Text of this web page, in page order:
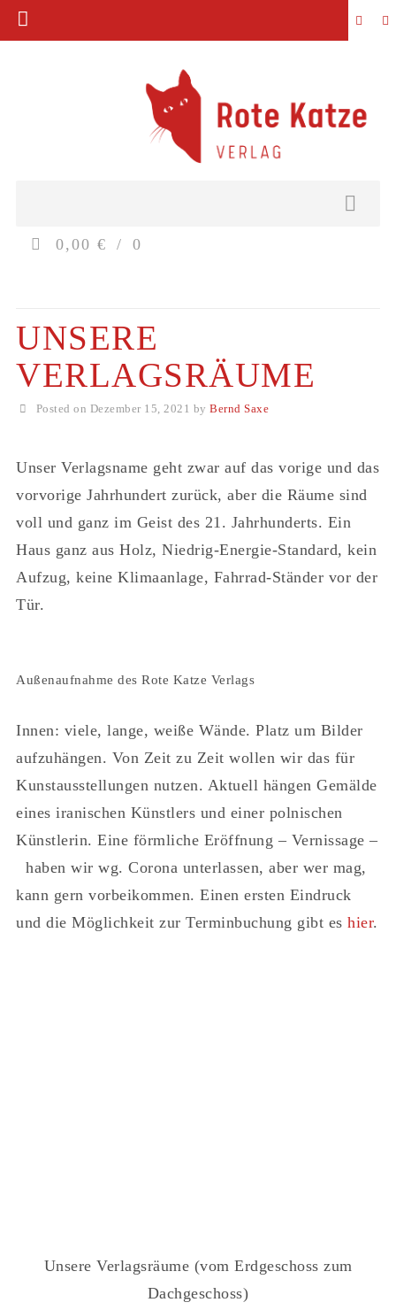
0,00 € 0
UNSERE
VERLAGSRÄUME
Posted on Dezember 15, 2021 byBernd Saxe
Unser Verlagsname geht zwar auf das vorige und das
vorvorige Jahrhundert zurück, aber die Räume sind
voll und ganz im Geist des 21. Jahrhunderts. Ein
Haus ganz aus Holz, Niedrig-Energie-Standard, kein
Aufzug, keine Klimaanlage, Fahrrad-Ständer vor der
Tür.
Außenaufnahme des Rote Katze Verlags
Innen: viele, lange, weiße Wände. Platz um Bilder
aufzuhängen. Von Zeit zu Zeit wollen wir das für
Kunstausstellungen nutzen. Aktuell hängen Gemälde
eines iranischen Künstlers und einer polnischen
Künstlerin. Eine förmliche Eröffnung – Vernissage –
haben wir wg. Corona unterlassen, aber wer mag,
kann gern vorbeikommen. Einen ersten Eindruck
und die Möglichkeit zur Terminbuchung gibt es hier.
Unsere Verlagsräume (vom Erdgeschoss zum
Dachgeschoss)